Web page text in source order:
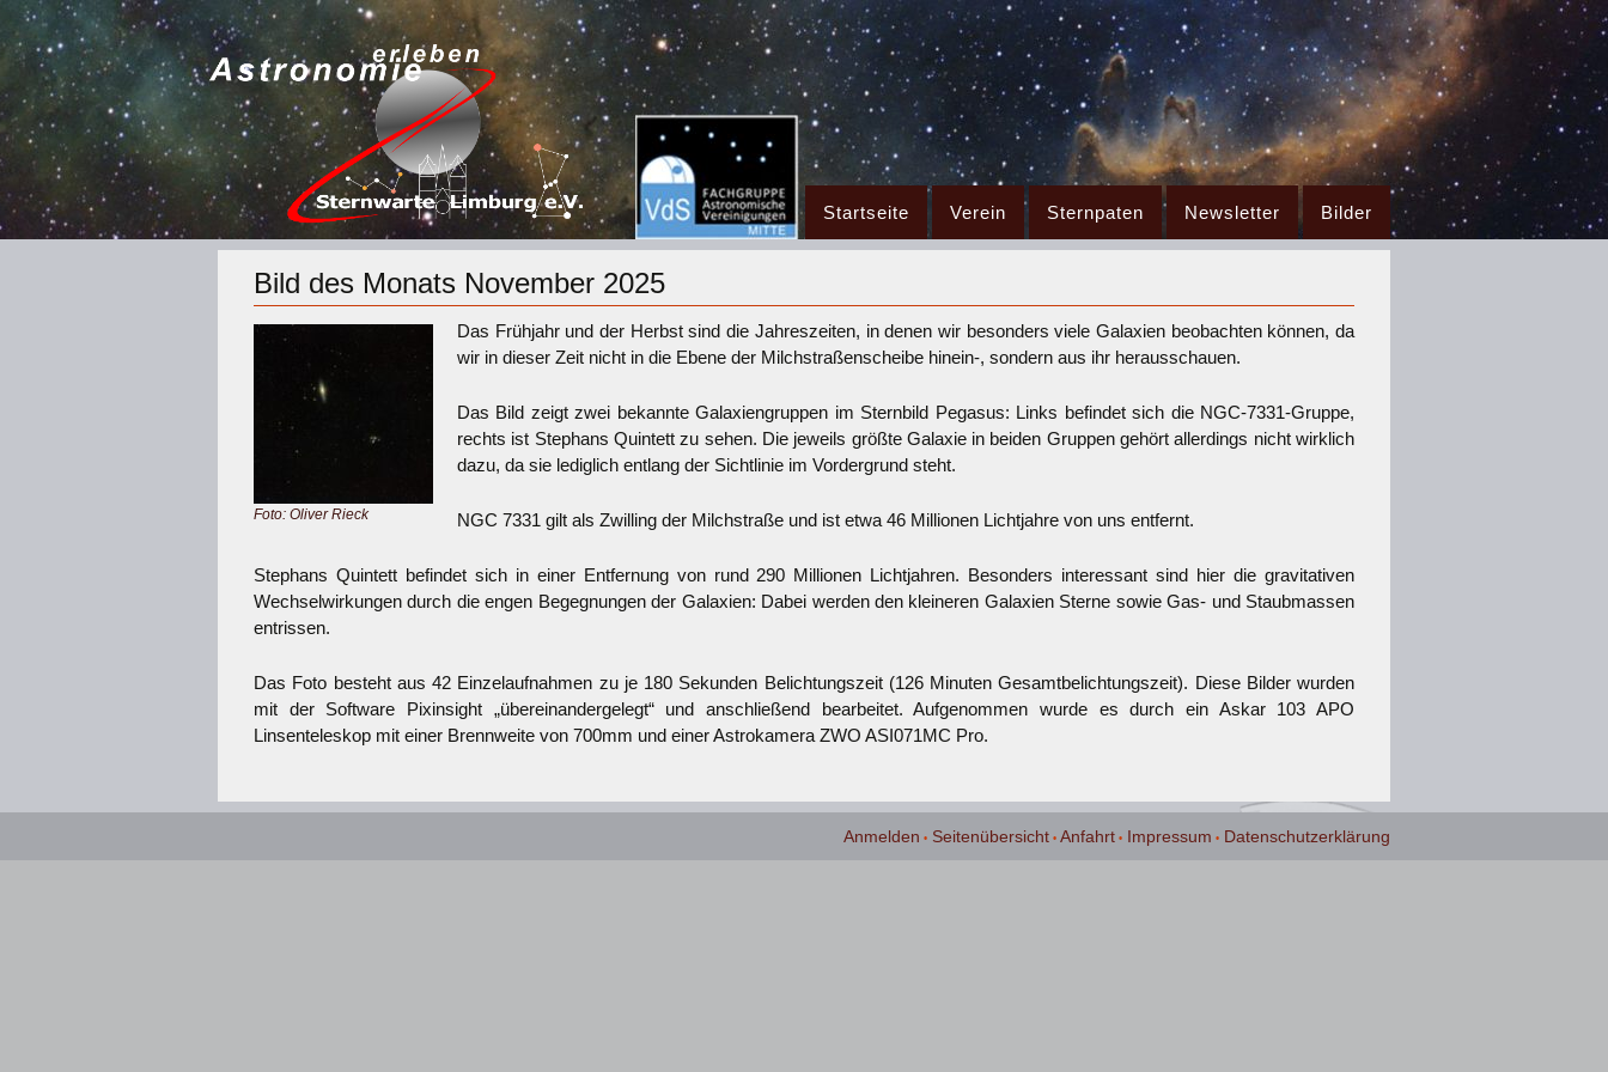
Inhalt
springen
Startseite Verein Sternpaten Newsletter Bilder
Bild des Monats November 2025
Foto: Oliver Rieck
Das Frühjahr und der Herbst sind die Jahreszeiten, in denen wir besonders viele Galaxien beobachten können, da
wir in dieser Zeit nicht in die Ebene der Milchstraßenscheibe hinein-, sondern aus ihr herausschauen.
Das Bild zeigt zwei bekannte Galaxiengruppen im Sternbild Pegasus: Links befindet sich die NGC-7331-Gruppe,
rechts ist Stephans Quintett zu sehen. Die jeweils größte Galaxie in beiden Gruppen gehört allerdings nicht wirklich
dazu, da sie lediglich entlang der Sichtlinie im Vordergrund steht.
NGC 7331 gilt als Zwilling der Milchstraße und ist etwa 46 Millionen Lichtjahre von uns entfernt.
Stephans Quintett befindet sich in einer Entfernung von rund 290 Millionen Lichtjahren. Besonders interessant sind hier die gravitativen
Wechselwirkungen durch die engen Begegnungen der Galaxien: Dabei werden den kleineren Galaxien Sterne sowie Gas- und Staubmassen
entrissen.
Das Foto besteht aus 42 Einzelaufnahmen zu je 180 Sekunden Belichtungszeit (126 Minuten Gesamtbelichtungszeit). Diese Bilder wurden
mit der Software Pixinsight „übereinandergelegt“ und anschließend bearbeitet. Aufgenommen wurde es durch ein Askar 103 APO
Linsenteleskop mit einer Brennweite von 700mm und einer Astrokamera ZWO ASI071MC Pro.
Anmelden Seitenübersicht Anfahrt Impressum Datenschutzerklärung